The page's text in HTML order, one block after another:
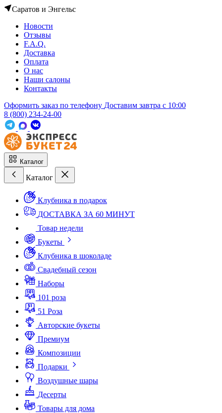
Саратов и Энгельс
Новости
Отзывы
F.A.Q.
Доставка
Оплата
О нас
Наши салоны
Контакты
Оформить заказ по телефону Доставим завтра c 10:00
8 (800) 234-24-00
Каталог
Каталог
Клубника в подарок
ДОСТАВКА ЗА 60 МИНУТ
Товар недели
Букеты
Клубника в шоколаде
Свадебный сезон
Наборы
101 роза
51 Роза
Авторские букеты
Премиум
Композиции
Подарки
Воздушные шары
Десерты
Товары для дома